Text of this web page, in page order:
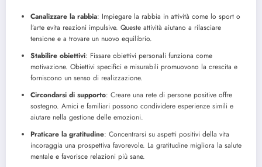
Canalizzare la rabbia: Impiegare la rabbia in attività come lo sport o
l’arte evita reazioni impulsive. Queste attività aiutano a rilasciare
tensione e a trovare un nuovo equilibrio.
Stabilire obiettivi: Fissare obiettivi personali funziona come
motivazione. Obiettivi specifici e misurabili promuovono la crescita e
forniscono un senso di realizzazione.
Circondarsi di supporto: Creare una rete di persone positive offre
sostegno. Amici e familiari possono condividere esperienze simili e
aiutare nella gestione delle emozioni.
Praticare la gratitudine: Concentrarsi su aspetti positivi della vita
incoraggia una prospettiva favorevole. La gratitudine migliora la salute
mentale e favorisce relazioni più sane.